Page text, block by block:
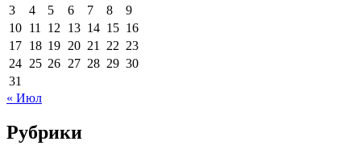
3
4 5 6 7 8
9
10 11 12 13 14 15 16
17 18 19 20 21 22 23
24 25 26 27 28 29 30
31
« Июл
Рубрики